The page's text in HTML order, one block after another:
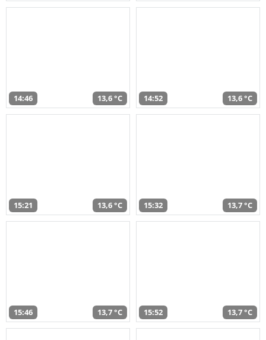
14:46 13,6 °C 14:52 13,6 °C
15:21 13,6 °C 15:32 13,7 °C
15:46 13,7 °C 15:52 13,7 °C